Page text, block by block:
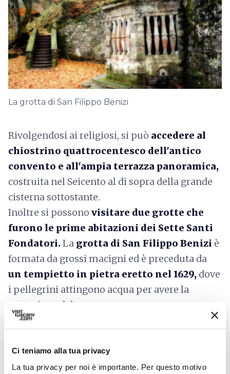
Ci teniamo alla tua privacy
La tua privacy per noi è importante. Per questo motivo
La grotta di San Filippo Benizi
Rivolgendosi ai religiosi, si può accedere al
chiostrino quattrocentesco dell'antico
convento e all'ampia terrazza panoramica,
costruita nel Seicento al di sopra della grande
cisterna sottostante.
Inoltre si possono visitare due grotte che
furono le prime abitazioni dei Sette Santi
Fondatori.La grotta di San Filippo Benizi è
formata da grossi macigni ed è preceduta da
un tempietto in pietra eretto nel 1629, dove
i pellegrini attingono acqua per avere la
protezione del santo.
La vicina grotta di
piccolo antro, con una lapide che ricorda il
santo.